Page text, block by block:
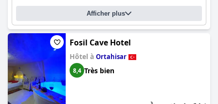
Afficher plus
Fosil Cave Hotel
Hôtel à Ortahisar
8,4 Très bien